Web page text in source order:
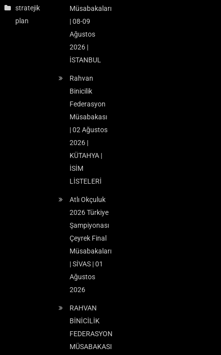
stratejik
plan
Müsabakaları
| 08-09
Ağustos
2026 |
İSTANBUL
Rahvan
Binicilik
Federasyon
Müsabakası
| 02 Ağustos
2026 |
KÜTAHYA |
İSİM
LİSTELERİ
Atlı Okçuluk
2026 Türkiye
Şampiyonası
Çeyrek Final
Müsabakaları
| SİVAS | 01
Ağustos
2026
RAHVAN
BİNİCİLİK
FEDERASYON
MÜSABAKASI